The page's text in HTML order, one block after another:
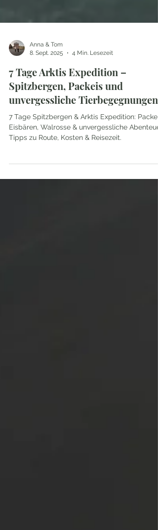
Anna & Tom
8. Sept. 2025
4 Min. Lesezeit
7 Tage Arktis Expedition –
Spitzbergen, Packeis und
unvergessliche Tierbegegnungen
Eisbären, Walrosse & unvergessliche